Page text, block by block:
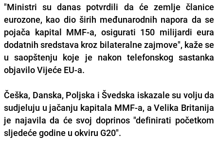
"Ministri su danas potvrdili da će zemlje članice
eurozone, kao dio širih međunarodnih napora da se
pojača kapital MMF-a, osigurati 150 milijardi eura
dodatnih sredstava kroz bilateralne zajmove", kaže se
u saopštenju koje je nakon telefonskog sastanka
objavilo Vijeće EU-a.
Češka, Danska, Poljska i Švedska iskazale su volju da
sudjeluju u jačanju kapitala MMF-a, a Velika Britanija
je najavila da će svoj doprinos "definirati početkom
sljedeće godine u okviru G20".